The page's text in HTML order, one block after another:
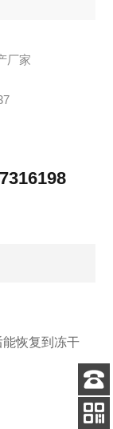
厂家
恢复到冻干
客服
电话